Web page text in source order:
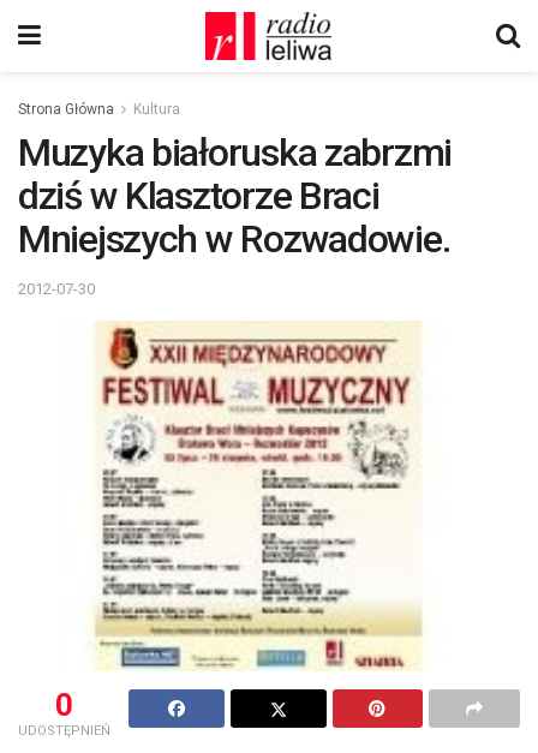
Strona Główna Kultura
Muzyka białoruska zabrzmi
dziś w Klasztorze Braci
Mniejszych w Rozwadowie.
2012-07-30
0
UDOSTĘPNIEŃ